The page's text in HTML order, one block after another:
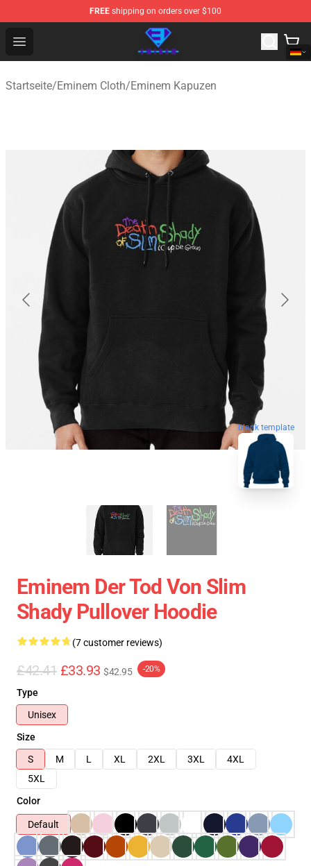
FREE shipping on orders over $100
Open menu
Eminem Store - Official Eminem Merchandise Shop
Startseite/Eminem Cloth/Eminem Kapuzen
blank template
Eminem Der Tod Von Slim
Shady Pullover Hoodie
(7 customer reviews)
£42.41 £33.93 $42.95 -20%
Type
Unisex
Size
S
M L XL 2XL 3XL
4XL
5XL
Color
Default